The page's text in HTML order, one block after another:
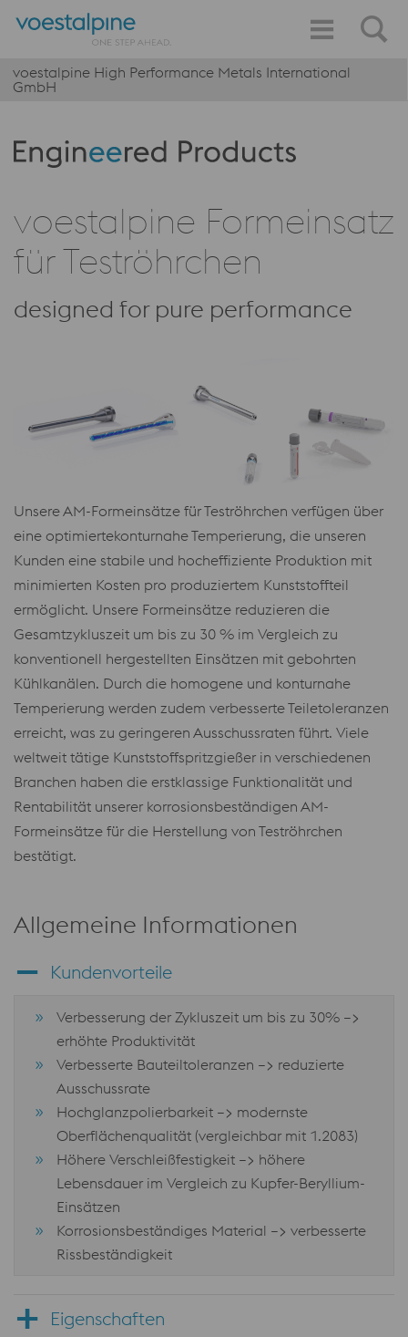
voestalpine High Performance Metals International
GmbH
Produktkategorie: Engineered Products
voestalpine Formeinsatz
für Teströhrchen
designed for pure performance
Unsere AM-Formeinsätze für Teströhrchen verfügen über
eine optimiertekonturnahe Temperierung, die unseren
Kunden eine stabile und hocheffiziente Produktion mit
minimierten Kosten pro produziertem Kunststoffteil
ermöglicht. Unsere Formeinsätze reduzieren die
Gesamtzykluszeit um bis zu 30 % im Vergleich zu
konventionell hergestellten Einsätzen mit gebohrten
Kühlkanälen. Durch die homogene und konturnahe
Temperierung werden zudem verbesserte Teiletoleranzen
erreicht, was zu geringeren Ausschussraten führt. Viele
weltweit tätige Kunststoffspritzgießer in verschiedenen
Branchen haben die erstklassige Funktionalität und
Rentabilität unserer korrosionsbeständigen AM-
Formeinsätze für die Herstellung von Teströhrchen
bestätigt.
Allgemeine Informationen
Kundenvorteile
Verbesserung der Zykluszeit um bis zu 30% –>
erhöhte Produktivität
Verbesserte Bauteiltoleranzen –> reduzierte
Ausschussrate
Hochglanzpolierbarkeit –> modernste
Oberflächenqualität (vergleichbar mit 1.2083)
Höhere Verschleißfestigkeit –> höhere
Lebensdauer im Vergleich zu Kupfer-Beryllium-
Einsätzen
Korrosionsbeständiges Material –> verbesserte
Rissbeständigkeit
Eigenschaften